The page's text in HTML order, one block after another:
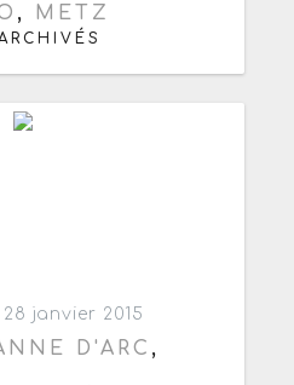
, METZ
janvier 2015
D'ARC ,